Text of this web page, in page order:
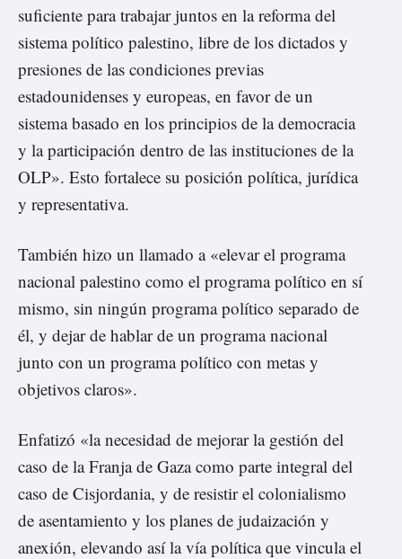
suficiente para trabajar juntos en la reforma del
sistema político palestino, libre de los dictados y
presiones de las condiciones previas
estadounidenses y europeas, en favor de un
sistema basado en los principios de la democracia
y la participación dentro de las instituciones de la
OLP». Esto fortalece su posición política, jurídica
y representativa.
También hizo un llamado a «elevar el programa
nacional palestino como el programa político en sí
mismo, sin ningún programa político separado de
él, y dejar de hablar de un programa nacional
junto con un programa político con metas y
objetivos claros».
Enfatizó «la necesidad de mejorar la gestión del
caso de la Franja de Gaza como parte integral del
caso de Cisjordania, y de resistir el colonialismo
de asentamiento y los planes de judaización y
anexión, elevando así la vía política que vincula el